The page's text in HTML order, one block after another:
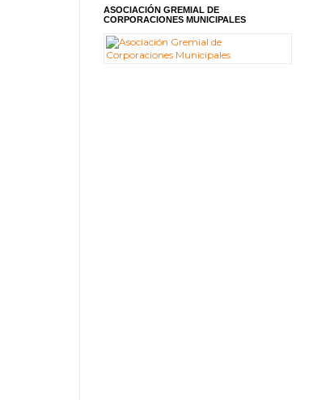
ASOCIACIÓN GREMIAL DE
CORPORACIONES MUNICIPALES